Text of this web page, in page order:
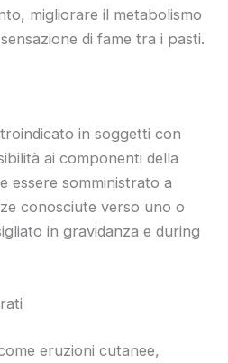
migliorare il metabolismo
di fame tra i pasti.
in soggetti con
ai componenti della
essere somministrato a
conosciute verso uno o
in gravidanza e during
eruzioni cutanee,